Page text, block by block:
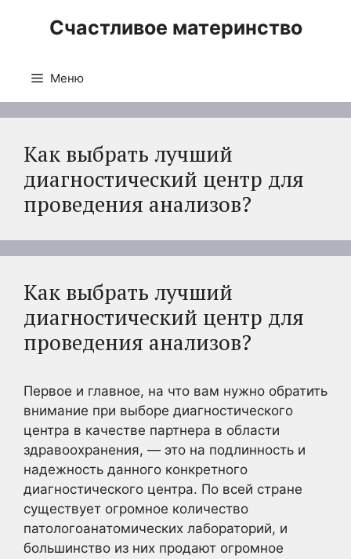
Счастливое материнство
Меню
Как выбрать лучший
диагностический центр для
проведения анализов?
Как выбрать лучший
диагностический центр для
проведения анализов?
Первое и главное, на что вам нужно обратить
внимание при выборе диагностического
центра в качестве партнера в области
здравоохранения, — это на подлинность и
надежность данного конкретного
диагностического центра. По всей стране
существует огромное количество
патологоанатомических лабораторий, и
большинство из них продают огромное